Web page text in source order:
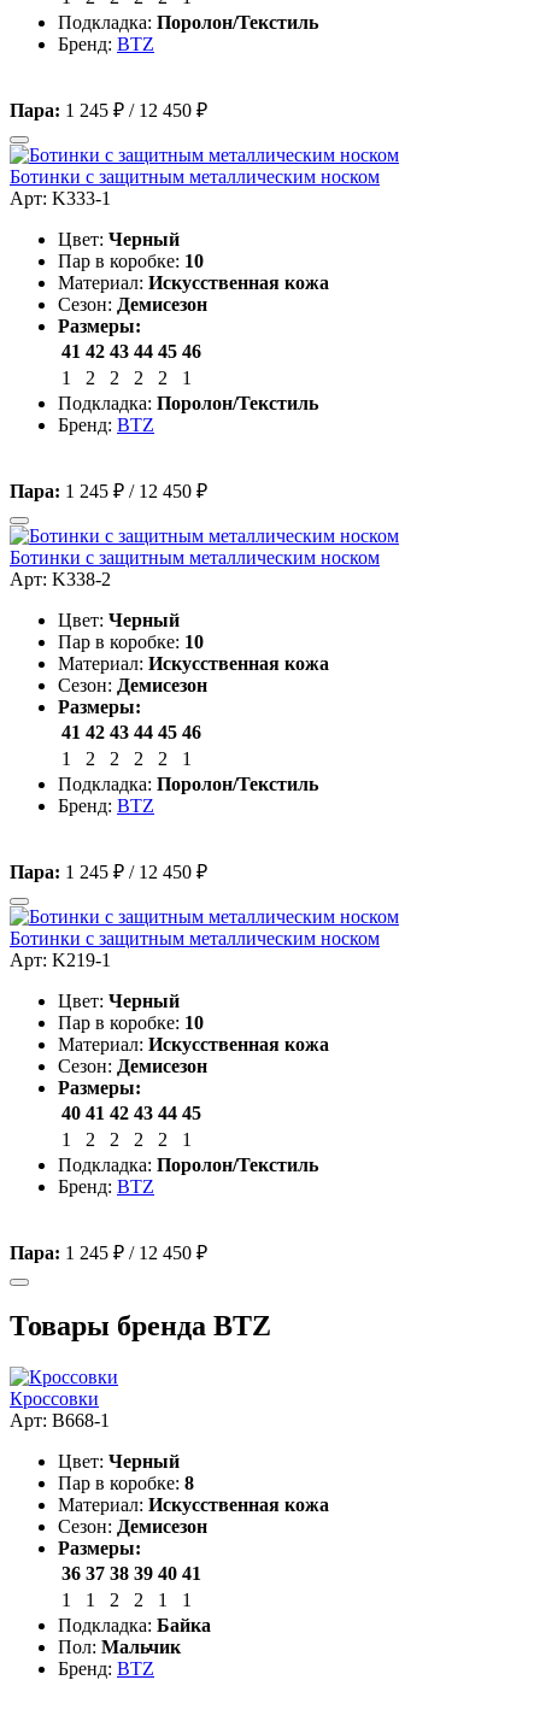
Подкладка: Поролон/Текстиль
Бренд: BTZ
Пара: 1 245 ₽ / 12 450 ₽
Ботинки с защитным металлическим носком
Арт: K333-1
Цвет: Черный
Пар в коробке: 10
Материал: Искусственная кожа
Сезон: Демисезон
Размеры:
41 42 43 44 45 46
1
2 2 2 2
1
Подкладка: Поролон/Текстиль
Бренд: BTZ
Пара: 1 245 ₽ / 12 450 ₽
Ботинки с защитным металлическим носком
Арт: K338-2
Цвет: Черный
Пар в коробке: 10
Материал: Искусственная кожа
Сезон: Демисезон
Размеры:
41 42 43 44 45 46
1
2 2 2 2
1
Подкладка: Поролон/Текстиль
Бренд: BTZ
Пара: 1 245 ₽ / 12 450 ₽
Ботинки с защитным металлическим носком
Арт: K219-1
Цвет: Черный
Пар в коробке: 10
Материал: Искусственная кожа
Сезон: Демисезон
Размеры:
40 41 42 43 44 45
1
2 2 2 2
1
Подкладка: Поролон/Текстиль
Бренд: BTZ
Пара: 1 245 ₽ / 12 450 ₽
Товары бренда BTZ
Кроссовки
Арт: B668-1
Цвет: Черный
Пар в коробке: 8
Материал: Искусственная кожа
Сезон: Демисезон
Размеры:
36 37 38 39 40 41
1
1 2 2 1
1
Подкладка: Байка
Пол: Мальчик
Бренд: BTZ